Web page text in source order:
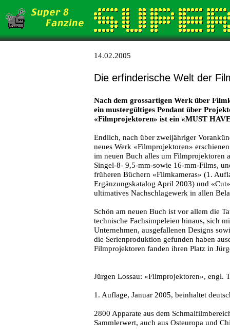
14.02.2005
Die erfinderische Welt der
Nach dem grossartigen Werk über
ein mustergültiges Pendant über
«Filmprojektoren» ist ein «MUST
Endlich, nach über zweijähriger
neues Werk «Filmprojektoren»
im neuen Buch alles um Filmprojektoren
Singel-8- 9,5-mm-sowie 16-mm-Films,
früheren Büchern «Filmkameras» (1.
Ergänzungskatalog April 2003) und
ultimatives Nachschlagewerk in allen
Schön am neuen Buch ist vor allem die
technische Fachsimpeleien hinaus, sich
Unternehmen, ausgefallenen Designs
die Serienproduktion gefunden haben
Filmprojektoren fanden ihren Platz in
Jürgen Lossau: «Filmprojektoren», engl.
1. Auflage, Januar 2005, beinhaltet
2800 Apparate aus dem
Sammlerwert, auch aus Osteuropa und